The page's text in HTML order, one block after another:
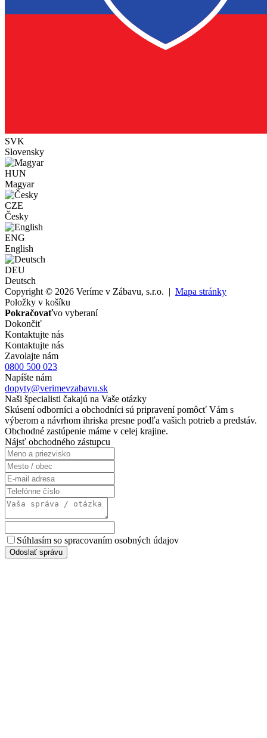
SVK
Slovensky
HUN
Magyar
CZE
Česky
ENG
English
DEU
Deutsch
Copyright © 2026 Veríme v Zábavu, s.r.o. | Mapa stránky
Položky v košíku
Pokračovaťvo vyberaní
Dokončiť
Kontaktujte nás
Kontaktujte nás
Zavolajte nám
0800 500 023
Napíšte nám
dopyty@verimevzabavu.sk
Naši špecialisti čakajú na Vaše otázky
Skúsení odborníci a obchodníci sú pripravení pomôcť Vám s
výberom a návrhom ihriska presne podľa vašich potrieb a predstáv.
Obchodné zastúpenie máme v celej krajine.
Nájsť obchodného zástupcu
Súhlasím so spracovaním osobných údajov
Odoslať správu